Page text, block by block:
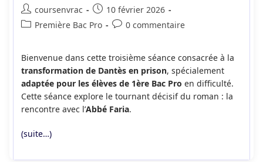
Auteur/autrice
de
coursenvrac
Publication
publiée :
10 février 2026
PostPremière Bac Pro
Commentaires
publication :
0 commentaire
Bienvenue dans cette troisième séance consacrée à la
transformation de Dantès en prison, spécialement
adaptée pour les élèves de 1ère Bac Pro en difficulté.
Cette séance explore le tournant décisif du roman : la
rencontre avec l’Abbé Faria.
(suite…)